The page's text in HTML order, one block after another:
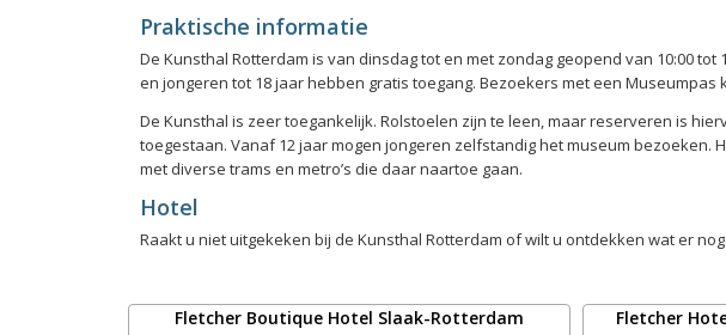
Praktische informatie
De Kunsthal Rotterdam is van dinsdag tot en met zondag geopend van 10:00
en jongeren tot 18 jaar hebben gratis toegang. Bezoekers met een
De Kunsthal is zeer toegankelijk. Rolstoelen zijn te leen, maar reserveren is
toegestaan. Vanaf 12 jaar mogen jongeren zelfstandig het museum
met diverse trams en metro’s die daar naartoe gaan.
Hotel
Raakt u niet uitgekeken bij de Kunsthal Rotterdam of wilt u ontdekken wat er
Fletcher Boutique Hotel Slaak-Rotterdam Fletcher